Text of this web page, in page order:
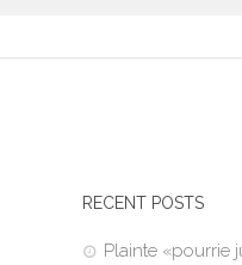
RECENT POSTS
Plainte «pourrie